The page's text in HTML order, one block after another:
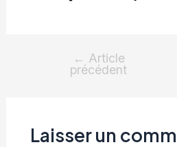
← Article
précédent
Laisser un